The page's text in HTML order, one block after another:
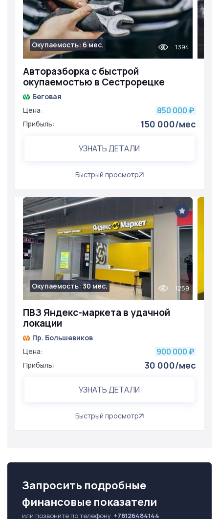
Авторазборка с быстрой
окупаемостью в Сестрорецке
Окупаемость: 6 мес. 1394
Беговая
Цена:
850 000 ₽
Прибыль: 150 000/мес
УЗНАТЬ ДЕТАЛИ
Быстрый просмотр
ПВЗ Яндекс-маркета в удачной
локации
Окупаемость: 30 мес. 1259
Пр. Большевиков
Цена:
900 000 ₽
Прибыль: 30 000/мес
УЗНАТЬ ДЕТАЛИ
Быстрый просмотр
Запросить подробные
финансовые показатели
или позвоните по телефону +78126484144